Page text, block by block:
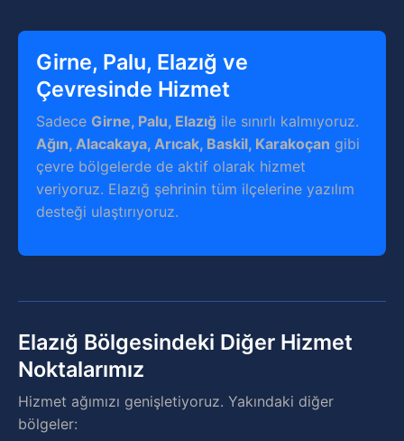
Girne, Palu, Elazığ ve
Çevresinde Hizmet
Sadece Girne, Palu, Elazığ ile sınırlı kalmıyoruz.
Ağın, Alacakaya, Arıcak, Baskil, Karakoçan gibi
çevre bölgelerde de aktif olarak hizmet
veriyoruz. Elazığ şehrinin tüm ilçelerine yazılım
desteği ulaştırıyoruz.
Elazığ Bölgesindeki Diğer Hizmet
Noktalarımız
Hizmet ağımızı genişletiyoruz. Yakındaki diğer
bölgeler: